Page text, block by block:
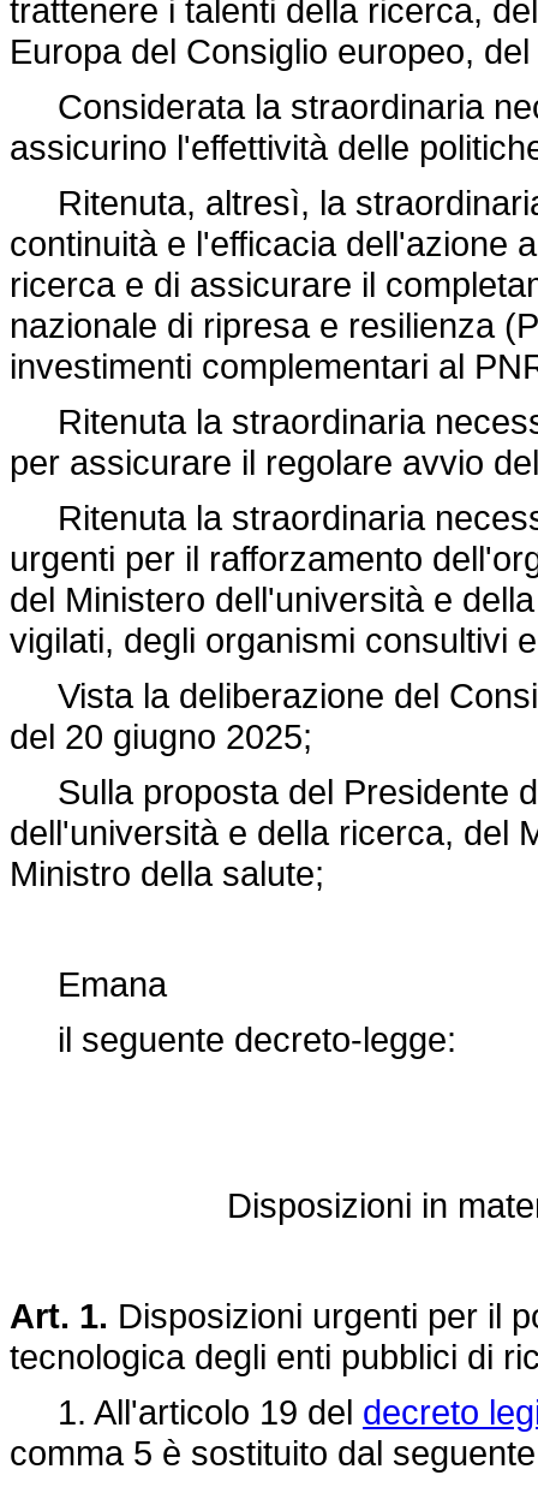
trattenere i talenti della ricerca,
Europa del Consiglio europeo,
Considerata la straordinaria
assicurino l'effettività delle
Ritenuta, altresì, la
continuità e l'efficacia dell'azione
ricerca e di assicurare il
nazionale di ripresa e resilienza
investimenti complementari al
Ritenuta la straordinaria
per assicurare il regolare avvio
Ritenuta la straordinaria
urgenti per il rafforzamento
del Ministero dell'università e
vigilati, degli organismi consultivi
Vista la deliberazione del
del 20 giugno 2025;
Sulla proposta del Presidente
dell'università e della ricerca, del
Ministro della salute;
Emana
il seguente decreto-legge:
Disposizioni in
Art. 1. Disposizioni urgenti per il
tecnologica degli enti pubblici di
1. All'articolo 19 del decreto
comma 5 è sostituito dal